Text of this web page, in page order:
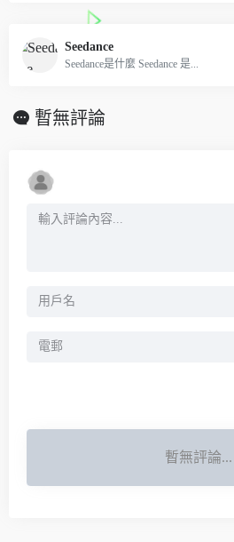
Seedance
Seedance是什麼 Seedance 是...
暫無評論
暫無評論...